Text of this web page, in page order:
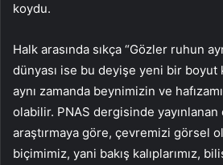
koydu.
Halk arasında sıkça “Gözler ruhun
dünyası ise bu deyişe yeni bir boyut
aynı zamanda beynimizin ve
olabilir. PNAS dergisinde yayınlanan
araştırmaya göre, çevremizi görsel
biçimimiz, yani bakış kalıplarımız,